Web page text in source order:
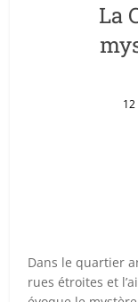
La
Dans le quartier
rues étroites et